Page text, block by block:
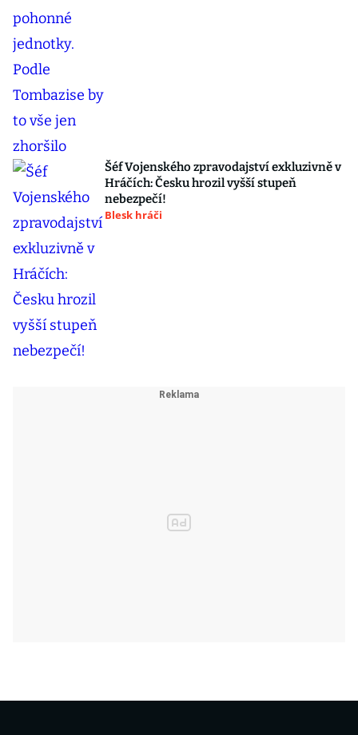
Šéf Vojenského zpravodajství exkluzivně v
Hráčích: Česku hrozil vyšší stupeň
nebezpečí!
Blesk hráči